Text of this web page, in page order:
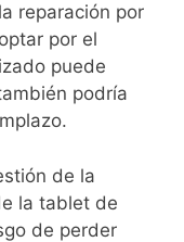
reparación por
por el
puede
podría
de la
la tablet de
de perder